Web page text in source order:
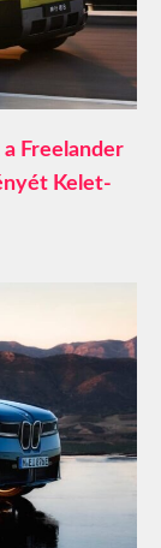
Freelander
Kelet-